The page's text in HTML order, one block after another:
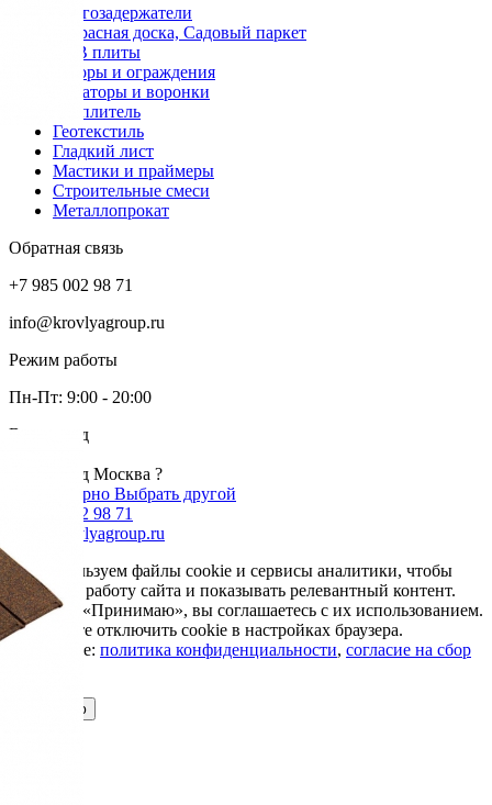
Снегозадержатели
Террасная доска, Садовый паркет
OSB плиты
Заборы и ограждения
Аэраторы и воронки
Утеплитель
Геотекстиль
Гладкий лист
Мастики и праймеры
Строительные смеси
Металлопрокат
Обратная связь
+7 985 002 98 71
info@krovlyagroup.ru
Режим работы
Пн-Пт: 9:00 - 20:00
Ваш город
Ваш город Москва ?
Да, все верно Выбрать другой
+7 985 002 98 71
info@krovlyagroup.ru
Мы используем файлы cookie и сервисы аналитики, чтобы
улучшить работу сайта и показывать релевантный контент.
Нажимая «Принимаю», вы соглашаетесь с их использованием.
Вы можете отключить cookie в настройках браузера.
Подробнее: политика конфиденциальности, согласие на сбор
Принимаю